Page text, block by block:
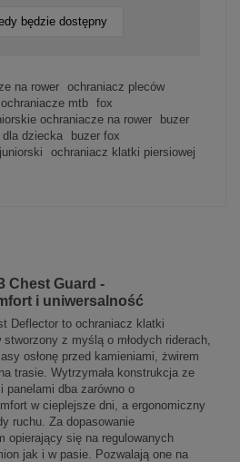
będzie dostępny
na rower
ochraniacz pleców
ochraniacze mtb
fox
ochraniacze na rower
buzer
dla dziecka
buzer fox
ochraniacz klatki piersiowej
Chest Guard -
i uniwersalność
Deflector to ochraniacz klatki
z myślą o młodych riderach,
osłonę przed kamieniami, żwirem
trasie. Wytrzymała konstrukcja ze
panelami dba zarówno o
w cieplejsze dni, a ergonomiczny
ruchu. Za dopasowanie
opierający się na regulowanych
jak i w pasie. Pozwalają one na